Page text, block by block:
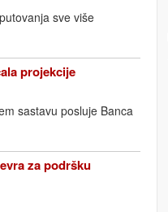
sve više
projekcije
sastavu posluje Banca
za podršku